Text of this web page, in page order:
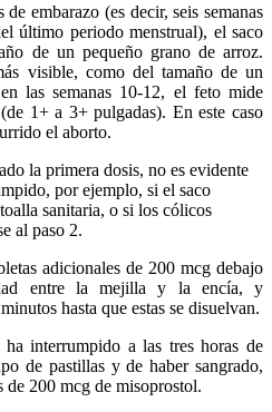
embarazo (es decir, seis semanas
último periodo menstrual), el saco
de un pequeño grano de arroz.
visible, como del tamaño de un
las semanas 10-12, el feto mide
1+ a 3+ pulgadas). En este caso
el aborto.
la primera dosis, no es evidente
por ejemplo, si el saco
sanitaria, o si los cólicos
al paso 2.
adicionales de 200 mcg debajo
entre la mejilla y la encía, y
hasta que estas se disuelvan.
interrumpido a las tres horas de
de pastillas y de haber sangrado,
de 200 mcg de misoprostol.